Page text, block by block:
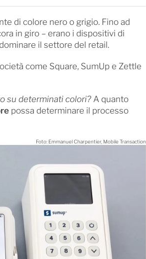
di colore nero o grigio. Fino ad
in giro – erano i dispositivi di
il settore del retail.
come Square, SumUp e Zettle
su determinati colori?A quanto
possa determinare il processo
Foto: Emmanuel Charpentier, Mobile Transaction